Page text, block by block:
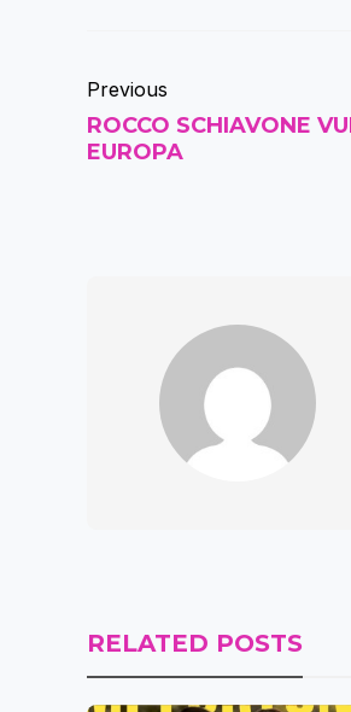
Previous
ROCCO SCHIAVONE
EUROPA
RELATED POSTS